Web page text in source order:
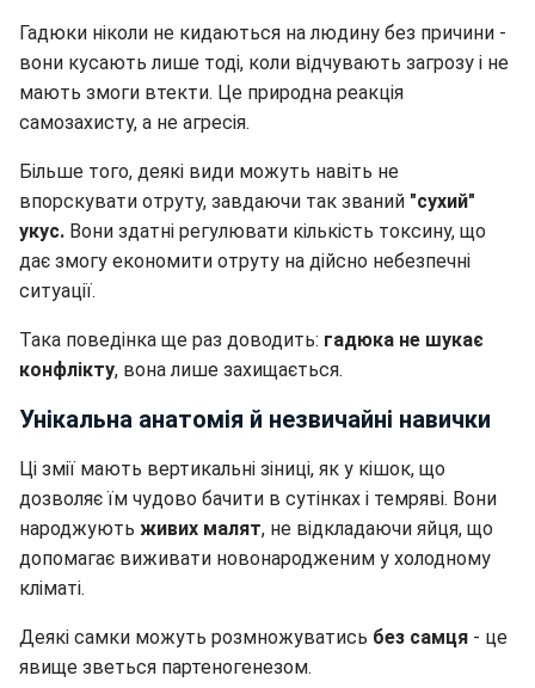
Гадюки ніколи не кидаються на людину без причини -
вони кусають лише тоді, коли відчувають загрозу і не
мають змоги втекти. Це природна реакція
самозахисту, а не агресія.
Більше того, деякі види можуть навіть не
впорскувати отруту, завдаючи так званий "сухий"
укус. Вони здатні регулювати кількість токсину, що
дає змогу економити отруту на дійсно небезпечні
ситуації.
Така поведінка ще раз доводить: гадюка не шукає
конфлікту, вона лише захищається.
Унікальна анатомія й незвичайні навички
Ці змії мають вертикальні зіниці, як у кішок, що
дозволяє їм чудово бачити в сутінках і темряві. Вони
народжують живих малят, не відкладаючи яйця, що
допомагає виживати новонародженим у холодному
кліматі.
Деякі самки можуть розмножуватись без самця - це
явище зветься партеногенезом.